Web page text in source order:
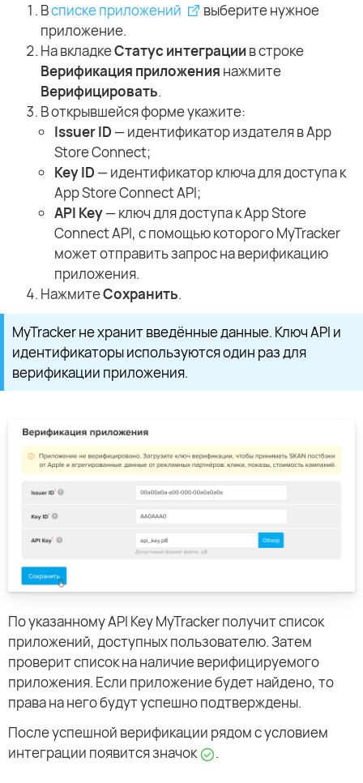
Всписке приложений
выберите нужное
приложение.
На вкладкеСтатус интеграциив строке
Верификация приложения нажмите
Верифицировать.
В открывшейся форме укажите:
Issuer ID — идентификатор издателя в App
Store Connect;
Key ID — идентификатор ключа для доступа к
App Store Connect API;
API Key— ключ для доступа к App Store
Connect API, с помощью которого MyTracker
может отправить запрос на верификацию
приложения.
НажмитеСохранить.
MyTracker не хранит введённые данные. Ключ API и
идентификаторы используются один раз для
верификации приложения.
По указанному API Key MyTracker получит список
приложений, доступных пользователю. Затем
проверит список на наличие верифицируемого
приложения. Если приложение будет найдено, то
права на него будут успешно подтверждены.
После успешной верификации рядом с условием
интеграции появится значок
.